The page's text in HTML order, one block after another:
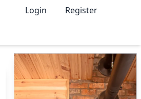
Login Register